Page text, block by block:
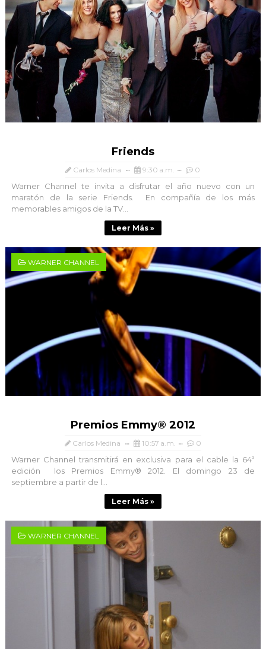
Friends
Carlos Medina 9:30 a.m. 0
Warner Channel te invita a disfrutar el año nuevo con un
maratón de la serie Friends. En compañía de los más
memorables amigos de la TV...
Leer Más »
WARNER CHANNEL
Premios Emmy® 2012
Carlos Medina 10:57 a.m. 0
Warner Channel transmitirá en exclusiva para el cable la 64ª
edición los Premios Emmy® 2012. El domingo 23 de
septiembre a partir de l...
Leer Más »
WARNER CHANNEL